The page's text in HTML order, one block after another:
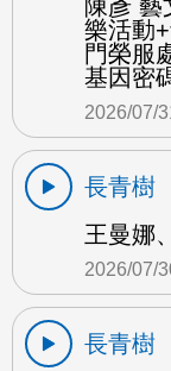
陳彥 藝
樂活動
門榮服
基因密
2026/07/
長青樹
王曼娜
2026/07/
長青樹